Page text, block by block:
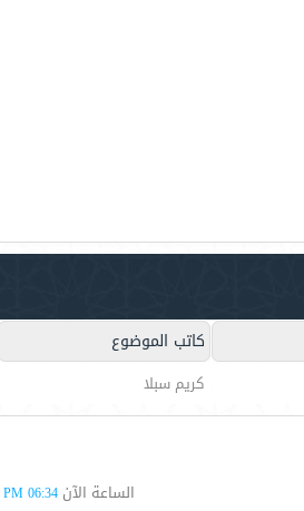
كاتب الموضوع
كريم سبلا
الساعة الآن 06:34 PM